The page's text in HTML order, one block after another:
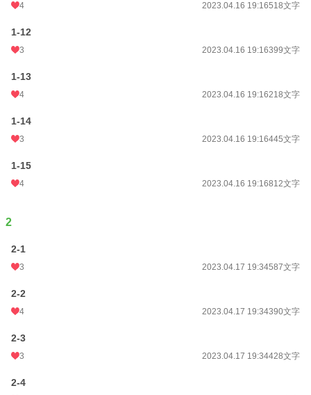
4 2023.04.16 19:16518文字
1-12
3 2023.04.16 19:16399文字
1-13
4 2023.04.16 19:16218文字
1-14
3 2023.04.16 19:16445文字
1-15
4 2023.04.16 19:16812文字
2
2-1
3 2023.04.17 19:34587文字
2-2
4 2023.04.17 19:34390文字
2-3
3 2023.04.17 19:34428文字
2-4